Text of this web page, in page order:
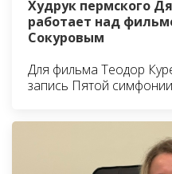
Худрук пермского
работает над
Сокуровым
Для фильма Теодор
запись Пятой